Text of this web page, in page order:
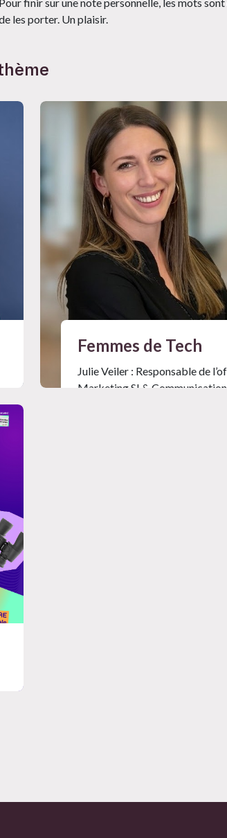
les porter. Un plaisir.
Femmes de Tech
Julie Veiler : Responsable de
Marketing SI &